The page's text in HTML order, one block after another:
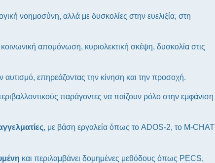
νοημοσύνη, αλλά με δυσκολίες στην ευελιξία, στη
απομόνωση, κυριολεκτική σκέψη, δυσκολία στις
επηρεάζοντας την κίνηση και την προσοχή.
παράγοντες να παίζουν ρόλο στην εμφάνιση
, με βάση εργαλεία όπως το ADOS-2, το M-CHAT
και περιλαμβάνει δομημένες μεθόδους όπως PECS,